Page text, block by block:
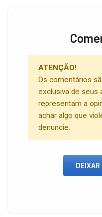
ATENÇÃO!
Os comentários
exclusiva de seus
representam a
achar algo que
denuncie.